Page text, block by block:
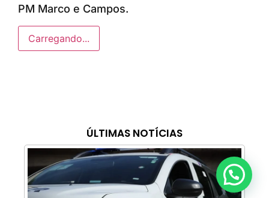
ÚLTIMAS NOTÍCIAS
PM Marco e Campos.
Carregando...
Anunciar ou recomendar matéria